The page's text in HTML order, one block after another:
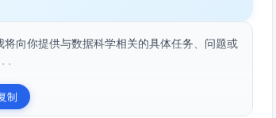
向你提供与数据科学相关的具体任务、问题或
制